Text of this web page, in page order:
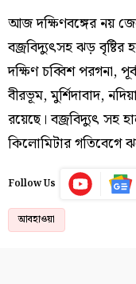
আজ দক্ষিণবঙ্গের নয়
বজ্রবিদ্যুৎসহ ঝড়
দক্ষিণ চব্বিশ পরগনা,
বীরভূম, মুর্শিদাবাদ,
রয়েছে। বজ্রবিদ্যুৎ সহ
কিলোমিটার গতিবেগে
Follow Us
আবহাওয়া